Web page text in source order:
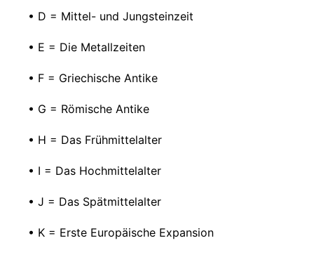
• D = Mittel- und Jungsteinzeit
• E = Die Metallzeiten
• F = Griechische Antike
• G = Römische Antike
• H = Das Frühmittelalter
• I = Das Hochmittelalter
• J = Das Spätmittelalter
• K = Erste Europäische Expansion